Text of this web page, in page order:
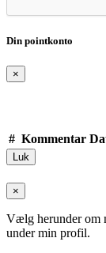
Din pointkonto
×
# Kommentar
Luk
×
Vælg herunder om
under min profil.